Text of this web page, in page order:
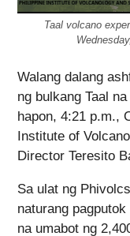
Taal volcano
Walang dalang
ng bulkang Taal
hapon, 4:21 p.m.,
Institute of
Director Teresito
Sa ulat ng
naturang
na umabot ng